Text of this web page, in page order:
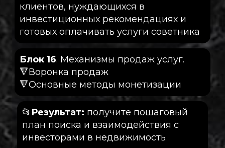
клиентов, нуждающихся в
инвестиционных рекомендациях и
готовых оплачивать услуги советника
Блок 16. Механизмы продаж услуг.
🔻Воронка продаж
🔻Основные методы монетизации
📂 Результат: получите пошаговый
план поиска и взаимодействия с
инвесторами в недвижимость